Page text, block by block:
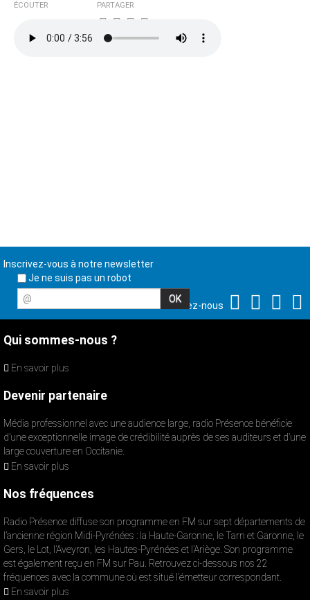
ÉCOUTER PARTAGER
Inscrivez-vous à notre newsletter
Je ne suis pas un robot
@
Suivez-nous
Qui sommes-nous ?
En savoir plus
Devenir partenaire
Média professionnel avec une audience large, radio Présence bénéficie
d’une exceptionnelle image de crédibilité auprès de ses auditeurs et d’une
large couverture en Occitanie.
En savoir plus
Nos fréquences
Radio Présence diffuse son programme en FM sur sept départements de
l’ancienne région Midi-Pyrénées : la Haute-Garonne, le Tarn et Garonne, le
Gers, le Lot, l’Aveyron, les Hautes-Pyrénées et l’Ariège. Son programme
est également reçu en FM sur Pau. Retrouvez ci-dessous nos 22
fréquences avec la commune où est situé l’émetteur correspondant.
En savoir plus